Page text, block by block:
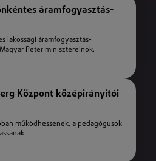
áramfogyasztás-
lakossági áramfogyasztás-
Péter miniszterelnök.
Központ középirányítói
működhessenek, a pedagógusok